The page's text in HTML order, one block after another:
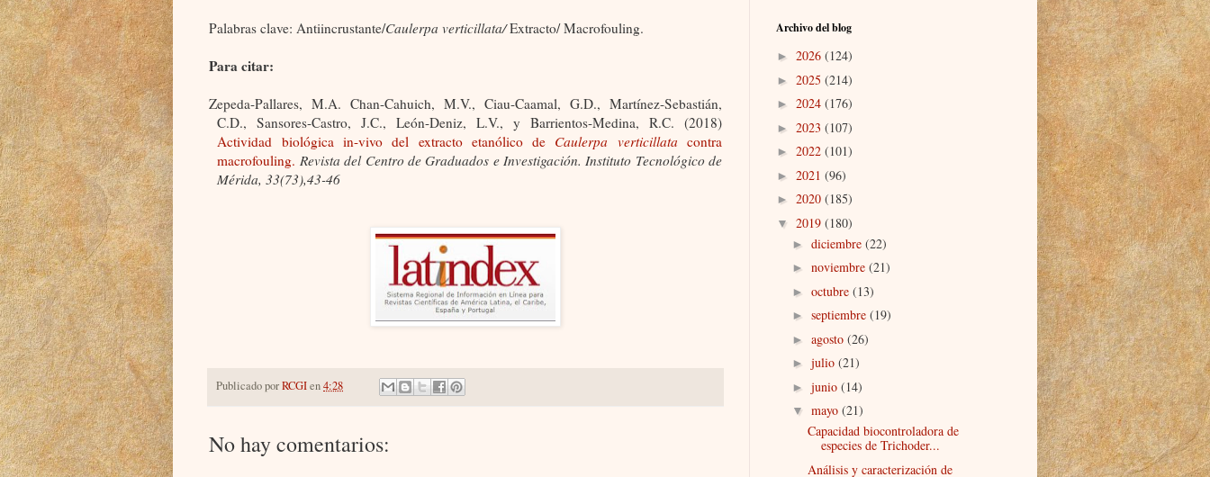
Palabras clave: Antiincrustante/Caulerpa verticillata/Extracto/ Macrofouling.
Para citar:
Zepeda-Pallares, M.A. Chan-Cahuich, M.V., Ciau-Caamal, G.D., Martínez-Sebastián,
C.D., Sansores-Castro, J.C., León-Deniz, L.V., y Barrientos-Medina, R.C. (2018)
Actividad biológica in-vivo del extracto etanólico de Caulerpa verticillata contra
macrofouling. Revista del Centro de Graduados e Investigación. Instituto Tecnológico de
Mérida, 33(73),43-46
Publicado porRCGIen4:28
No hay comentarios:
Archivo del blog
► 2026 (124)
► 2025 (214)
► 2024 (176)
► 2023 (107)
► 2022 (101)
► 2021 (96)
► 2020 (185)
▼ 2019 (180)
► diciembre (22)
► noviembre (21)
► octubre (13)
► septiembre (19)
► agosto (26)
► julio (21)
► junio (14)
▼ mayo (21)
Capacidad biocontroladora de
especies de Trichoder...
Análisis y caracterización de